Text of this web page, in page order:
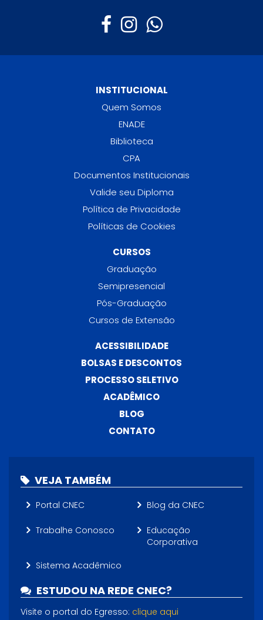
INSTITUCIONAL
Quem Somos
ENADE
Biblioteca
CPA
Documentos Institucionais
Valide seu Diploma
Política de Privacidade
Políticas de Cookies
CURSOS
Graduação
Semipresencial
Pós-Graduação
Cursos de Extensão
ACESSIBILIDADE
BOLSAS E DESCONTOS
PROCESSO SELETIVO
ACADÊMICO
BLOG
CONTATO
VEJA TAMBÉM
Portal CNEC Blog da CNEC
Trabalhe Conosco
Educação
Corporativa
Sistema Acadêmico
ESTUDOU NA REDE CNEC?
Visite o portal do Egresso: clique aqui